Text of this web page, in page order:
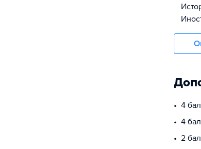
4
4
2